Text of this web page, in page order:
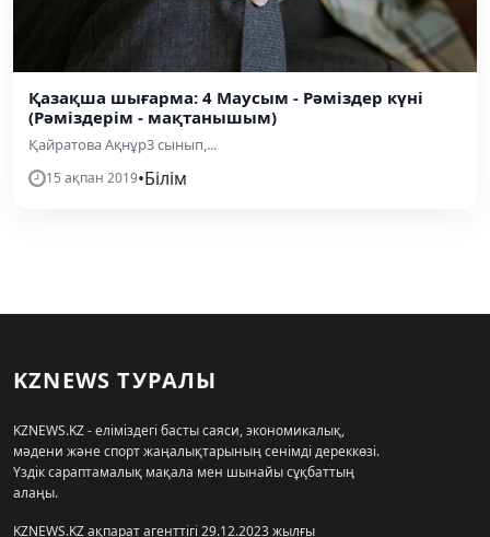
Қазақша шығарма: 4 Маусым - Рәміздер күні
(Рәміздерім - мақтанышым)
Қайратова Ақнұр3 сынып,...
15 ақпан 2019•Білім
KZNEWS ТУРАЛЫ
KZNEWS.KZ - еліміздегі басты саяси, экономикалық,
мәдени және спорт жаңалықтарының сенімді дереккөзі.
Үздік сараптамалық мақала мен шынайы сұқбаттың
алаңы.
KZNEWS.KZ ақпарат агенттігі 29.12.2023 жылғы